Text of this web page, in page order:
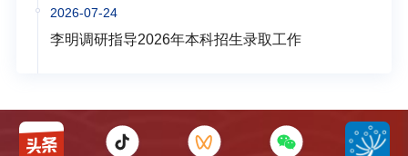
2026-07-24
李明调研指导2026年本科招生录取工作